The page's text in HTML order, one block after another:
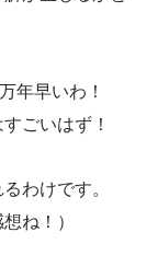
年早いわ！
ごいはず！
わけです。
ね！）